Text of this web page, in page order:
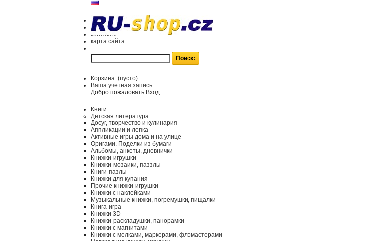
контакты
карта сайта
Корзина: (пусто)
Ваша учетная запись
Добро пожаловать Вход
Книги
Детская литература
Досуг, творчество и кулинария
Аппликации и лепка
Активные игры дома и на улице
Оригами. Поделки из бумаги
Альбомы, анкеты, дневнички
Книжки-игрушки
Книжки-мозаики, паззлы
Книги-пазлы
Книжки для купания
Прочие книжки-игрушки
Книжки с наклейками
Музыкальные книжки, погремушки, пищалки
Книга-игра
Книжки 3D
Книжки-раскладушки, панорамки
Книжки с магнитами
Книжки с мелками, маркерами, фломастерами